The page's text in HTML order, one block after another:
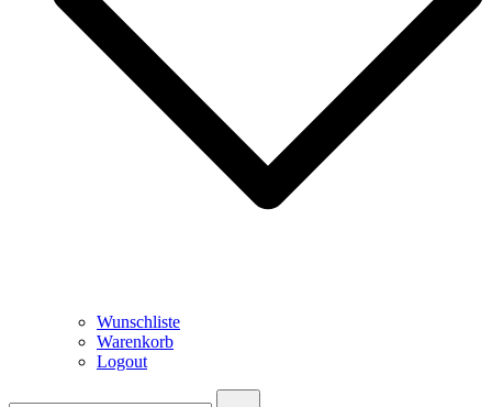
Wunschliste
Warenkorb
Logout